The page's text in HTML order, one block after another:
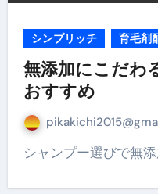
シンプリッチ 育毛剤
無添加にこだわ
おすすめ
シャンプー選びで無